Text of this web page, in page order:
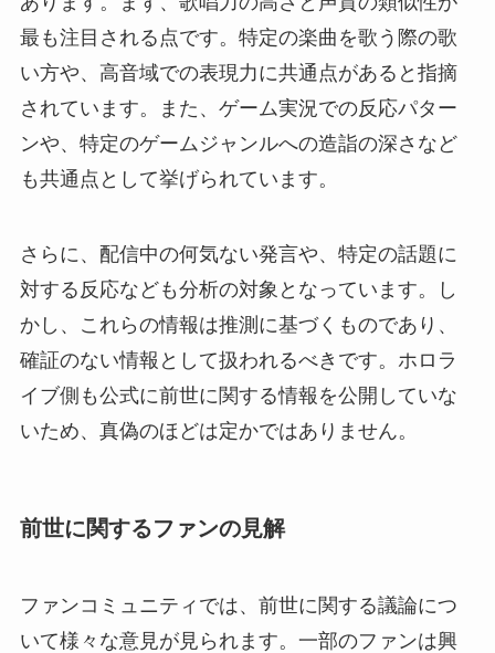
最も注目される点です。特定の楽曲を歌う際の歌
い方や、高音域での表現力に共通点があると指摘
されています。また、ゲーム実況での反応パター
ンや、特定のゲームジャンルへの造詣の深さなど
も共通点として挙げられています。
さらに、配信中の何気ない発言や、特定の話題に
対する反応なども分析の対象となっています。し
かし、これらの情報は推測に基づくものであり、
確証のない情報として扱われるべきです。ホロラ
イブ側も公式に前世に関する情報を公開していな
いため、真偽のほどは定かではありません。
前世に関するファンの見解
ファンコミュニティでは、前世に関する議論につ
いて様々な意見が見られます。一部のファンは興